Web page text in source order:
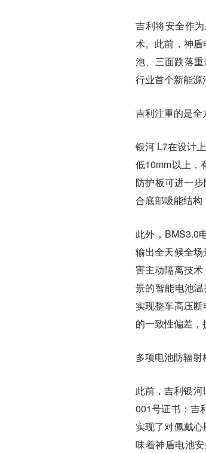
吉利将安全作
术。此前，神盾
泡、三面跌落
行业首个新能源
吉利注重的是全
银河 L7在设计
低10mm以上，
防护板可进一
合底部吸能结构
此外，BMS3.0
输出全天候全
害主动隔离技
景的智能电池
实现整车高压
的一致性偏差，
多项电池防辐射
此前，吉利银
001号证书：吉
实现了对佩戴
味着神盾电池